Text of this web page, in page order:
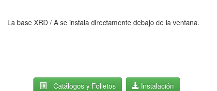
La base XRD / A se instala directamente debajo de la ventana.
Catálogos y Folletos
Instalación